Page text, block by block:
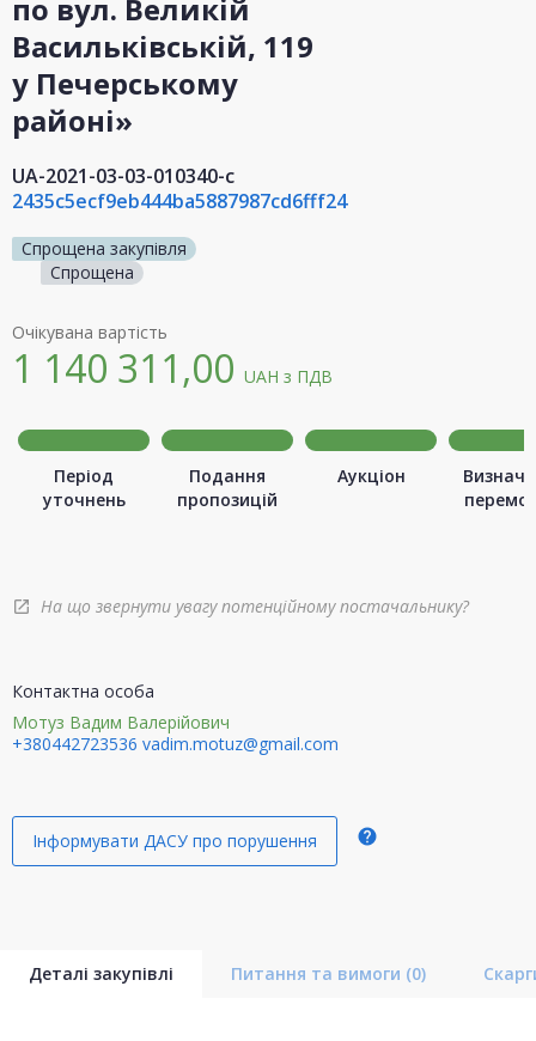
по вул. Великій
Васильківській, 119
у Печерському
районі»
UA-2021-03-03-010340-c
2435c5ecf9eb444ba5887987cd6fff24
Спрощена закупівля
Спрощена
Очікувана вартість
1 140 311,00 UAH з ПДВ
Період
уточнень
Подання
пропозицій
Аукціон
open_in_new На що звернути увагу потенційному постачальнику?
Контактна особа
Мотуз Вадим Валерійович
+380442723536 vadim.motuz@gmail.com
Інформувати ДАСУ про порушення help
Деталі закупівлі Питання та вимоги (0)